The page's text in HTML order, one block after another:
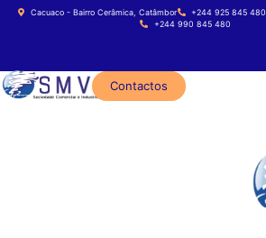
Cacuaco - Bairro Cerâmica, Catâmbor +244 925 845 480
+244 990 845 480
Contactos